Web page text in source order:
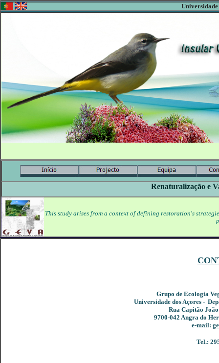
Renaturalização e
This study arises from a context of defining restoration's
Grupo de Ecologia
Universidade dos Açores -
Rua Capitão
9700-042 Angra do
e-mail:
Tel.: